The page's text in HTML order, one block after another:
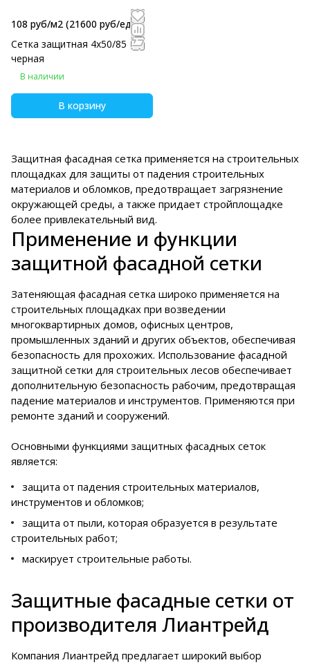
108 руб/м2 (21600 руб/eд)
Сетка защитная 4х50/85
черная
В наличии
В корзину
Защитная фасадная сетка применяется на строительных
площадках для защиты от падения строительных
материалов и обломков, предотвращает загрязнение
окружающей среды, а также придает стройплощадке
более привлекательный вид.
Применение и функции
защитной фасадной сетки
Затеняющая фасадная сетка широко применяется на
строительных площадках при возведении
многоквартирных домов, офисных центров,
промышленных зданий и других объектов, обеспечивая
безопасность для прохожих. Использование фасадной
защитной сетки для строительных лесов обеспечивает
дополнительную безопасность рабочим, предотвращая
падение материалов и инструментов. Применяются при
ремонте зданий и сооружений.
Основными функциями защитных фасадных сеток
является:
защита от падения строительных материалов,
инструментов и обломков;
защита от пыли, которая образуется в результате
строительных работ;
маскирует строительные работы.
Защитные фасадные сетки от
производителя Лиантрейд
Компания Лиантрейд предлагает широкий выбор